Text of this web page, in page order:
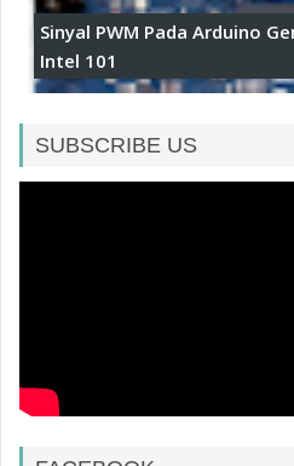
Sinyal PWM Pada Arduino
Intel 101
SUBSCRIBE US